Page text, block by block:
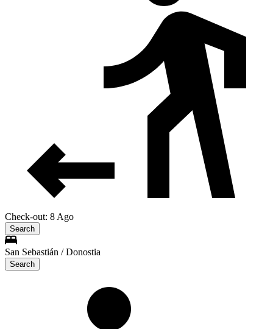
Check-out: 8 Ago
Search
San Sebastián / Donostia
Search